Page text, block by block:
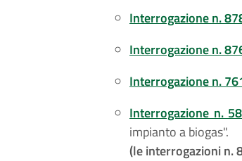
Interrogazione n.
Interrogazione n.
Interrogazione n.
Interrogazione n.
impianto a biogas".
(le interrogazioni n.